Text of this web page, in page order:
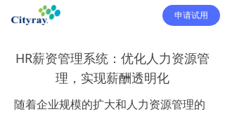
申请试用
HR薪资管理系统：优化人力资源管
理，实现薪酬透明化
随着企业规模的扩大和人力资源管理的